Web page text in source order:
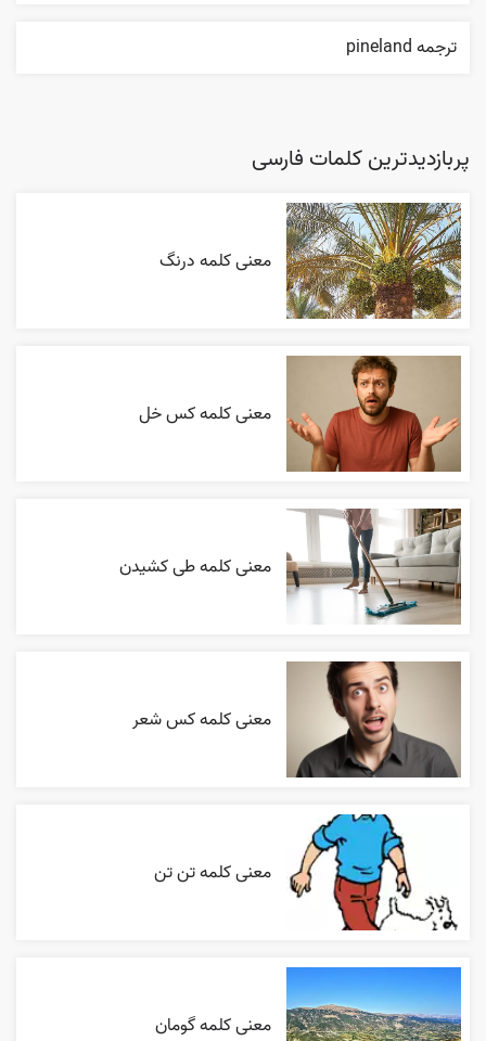
ترجمه pineland
پربازدیدترین کلمات فارسی
معنی کلمه درنگ
معنی کلمه کس خل
معنی کلمه طی کشیدن
معنی کلمه کس شعر
معنی کلمه تن تن
معنی کلمه گومان